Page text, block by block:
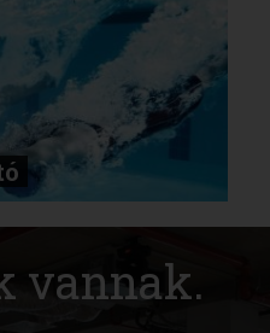
vannak.